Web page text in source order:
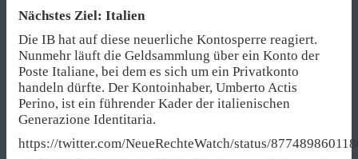
Nächstes Ziel: Italien
Die IB hat auf diese neuerliche Kontosperre reagiert.
Nunmehr läuft die Geldsammlung über ein Konto der
Poste Italiane, bei dem es sich um ein Privatkonto
handeln dürfte. Der Kontoinhaber, Umberto Actis
Perino, ist ein führender Kader der italienischen
Generazione Identitaria.
https://twitter.com/NeueRechteWatch/status/